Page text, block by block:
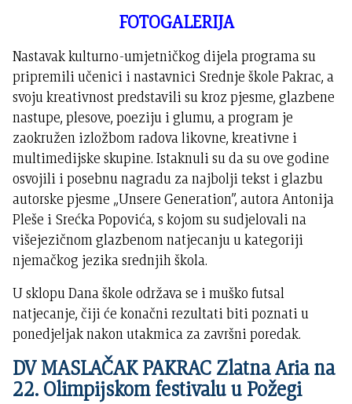
FOTOGALERIJA
Nastavak kulturno-umjetničkog dijela programa su
pripremili učenici i nastavnici Srednje škole Pakrac, a
svoju kreativnost predstavili su kroz pjesme, glazbene
nastupe, plesove, poeziju i glumu, a program je
zaokružen izložbom radova likovne, kreativne i
multimedijske skupine. Istaknuli su da su ove godine
osvojili i posebnu nagradu za najbolji tekst i glazbu
autorske pjesme „Unsere Generation”, autora Antonija
Pleše i Srećka Popovića, s kojom su sudjelovali na
višejezičnom glazbenom natjecanju u kategoriji
njemačkog jezika srednjih škola.
U sklopu Dana škole održava se i muško futsal
natjecanje, čiji će konačni rezultati biti poznati u
ponedjeljak nakon utakmica za završni poredak.
DV MASLAČAK PAKRAC Zlatna Aria na
22. Olimpijskom festivalu u Požegi